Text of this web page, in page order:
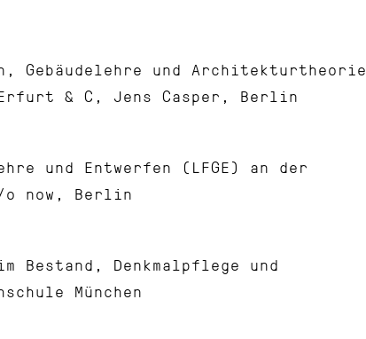
Gebäudelehre und Architekturtheorie
& C, Jens Casper, Berlin
und Entwerfen (LFGE) an der
now, Berlin
Bestand, Denkmalpflege und
München